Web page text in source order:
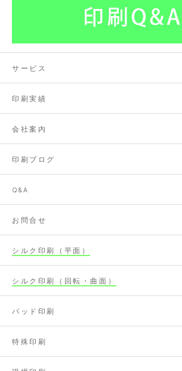
サービス
印刷実績
会社案内
印刷ブログ
Q&A
お問合せ
シルク印刷（平面）
シルク印刷（回転・曲面）
パッド印刷
特殊印刷